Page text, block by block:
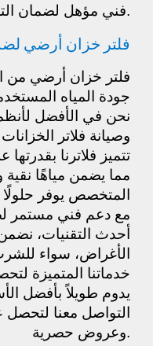
فني مؤهل لضمان التركيب الصحيح.
فلتر خزان أرضي
فلتر خزان أرضي من
جودة المياه
نحن في الأفضل
وصيانة فلاتر
تتميز فلاترنا بقدرتها
مما يضمن مياهًا نقية
المتخصص يوفر
مع دعم فني مستمر
أحدث التقنيات،
الأغراض، سواء
خدماتنا المتميزة
يدوم طويلاً بأفضل
التواصل معنا
وعروض حصرية.